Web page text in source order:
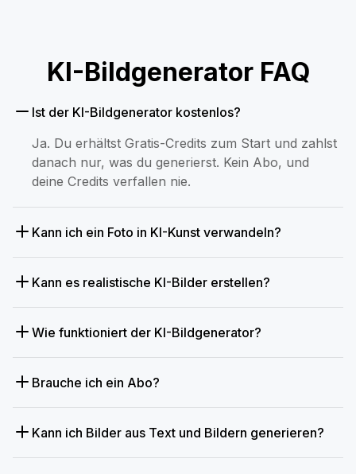
KI-Bildgenerator FAQ
Ist der KI-Bildgenerator kostenlos?
Ja. Du erhältst Gratis-Credits zum Start und zahlst
danach nur, was du generierst. Kein Abo, und
deine Credits verfallen nie.
Kann ich ein Foto in KI-Kunst verwandeln?
Kann es realistische KI-Bilder erstellen?
Wie funktioniert der KI-Bildgenerator?
Brauche ich ein Abo?
Kann ich Bilder aus Text und Bildern generieren?